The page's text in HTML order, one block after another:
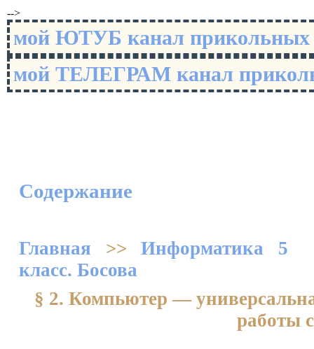
-->
мой ЮТУБ канал
мой ТЕЛЕГРАМ канал
Содержание
Главная >>Информатика 5
класс. Босова
§ 2. Компьютер —
работы